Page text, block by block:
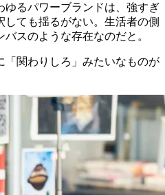
ゆるパワーブランドは、強すぎ
しても揺るがない。生活者の側
スのような存在なのだと。
関わりしろ」みたいなものが